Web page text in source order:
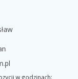
w godzinach: